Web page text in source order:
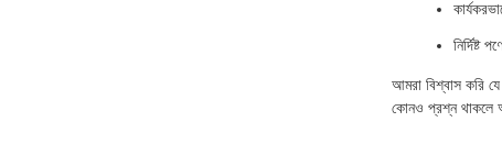
নির্দিষ্ট
আমরা বিশ্বাস করি
কোনও প্রশ্ন থাকলে